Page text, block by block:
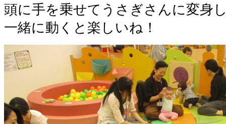
頭に手を乗せてうさぎさんに変身
一緒に動くと楽しいね！